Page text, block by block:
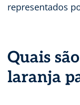
representados
Quais
laranja